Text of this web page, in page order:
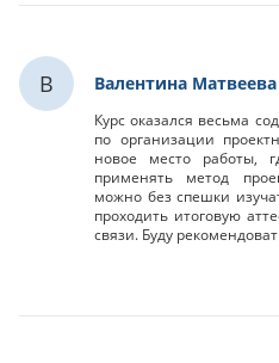
В Валентина Матвеева
Курс оказался весьма
по организации
новое место работы,
применять метод
можно без спешки
проходить итоговую
связи. Буду